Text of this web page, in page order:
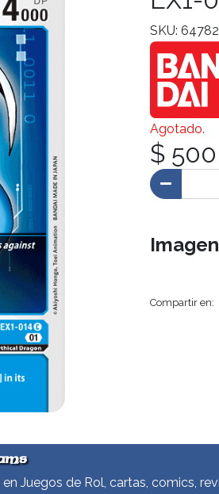
SKU:
Agotado.
$ 500
Compartir en:
Juegos de Rol, cartas, comics,